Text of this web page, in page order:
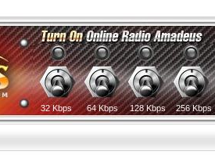
32 Kbps 64 Kbps 128 Kbps 256 Kbps